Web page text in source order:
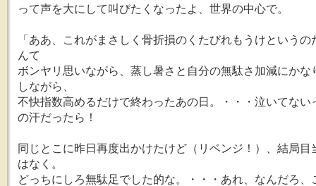
って声を大にして叫びたくなったよ、世界の中心で。
「ああ、これがまさしく骨折損のくたびれもうけというの
んて
ボンヤリ思いながら、蒸し暑さと自分の無駄さ加減にかな
しながら、
不快指数高めるだけで終わったあの日。・・・泣いてない
の汗だったら！
同じとこに昨日再度出かけたけど（リベンジ！）、結局目
はなく。
どっちにしろ無駄足でした的な。・・・あれ、なんだろ、